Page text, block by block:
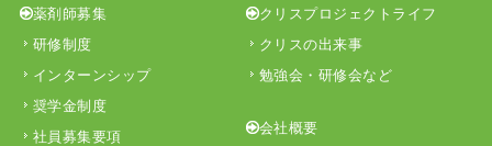
薬剤師募集
研修制度
インターンシップ
奨学金制度
社員募集要項
クリスプロジェクトライフ
クリスの出来事
勉強会・研修会など
会社概要